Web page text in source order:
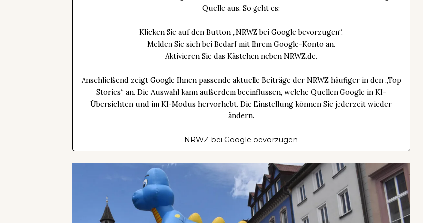
Quelle aus. So geht es:
Klicken Sie auf den Button „NRWZ bei Google bevorzugen“.
Melden Sie sich bei Bedarf mit Ihrem Google-Konto an.
Aktivieren Sie das Kästchen neben NRWZ.de.
Anschließend zeigt Google Ihnen passende aktuelle Beiträge der NRWZ häufiger in den „Top
Stories“ an. Die Auswahl kann außerdem beeinflussen, welche Quellen Google in KI-
Übersichten und im KI-Modus hervorhebt. Die Einstellung können Sie jederzeit wieder
ändern.
NRWZ bei Google bevorzugen